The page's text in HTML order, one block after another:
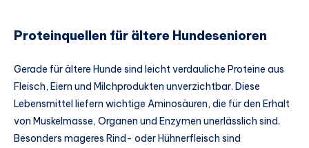
Proteinquellen für ältere Hundesenioren
Gerade für ältere Hunde sind leicht verdauliche Proteine aus
Fleisch, Eiern und Milchprodukten unverzichtbar. Diese
Lebensmittel liefern wichtige Aminosäuren, die für den Erhalt
von Muskelmasse, Organen und Enzymen unerlässlich sind.
Besonders mageres Rind- oder Hühnerfleisch sind